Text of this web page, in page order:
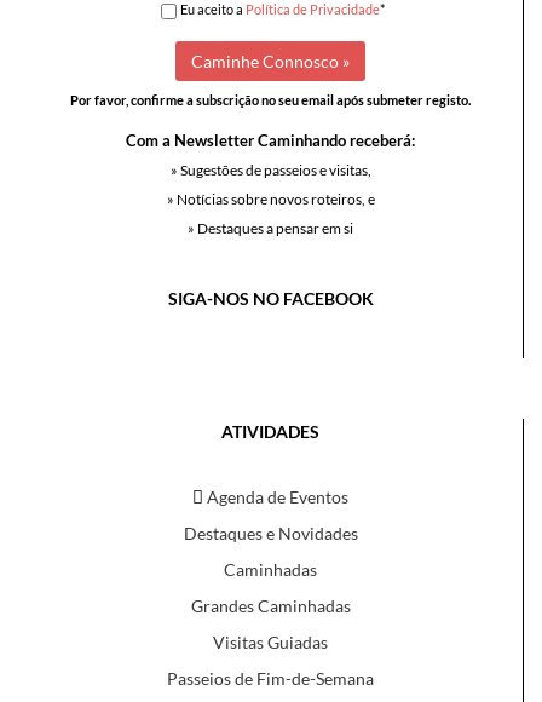
Eu aceito a Política de Privacidade*
Por favor, confirme a subscrição no seu email após submeter registo.
Com a Newsletter Caminhando receberá:
» Sugestões de passeios e visitas,
» Notícias sobre novos roteiros, e
» Destaques a pensar em si
SIGA-NOS NO FACEBOOK
ATIVIDADES
Agenda de Eventos
Destaques e Novidades
Caminhadas
Grandes Caminhadas
Visitas Guiadas
Passeios de Fim-de-Semana